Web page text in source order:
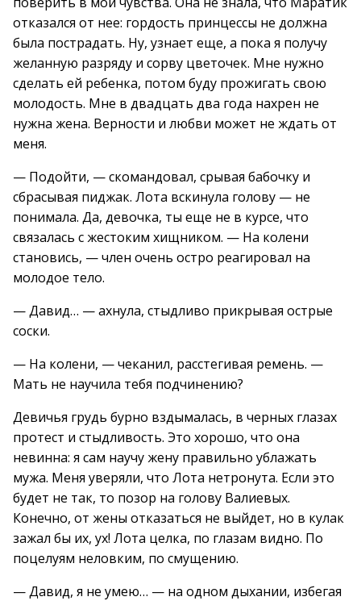
отказался от нее: гордость принцессы не должна
была пострадать. Ну, узнает еще, а пока я получу
желанную разряду и сорву цветочек. Мне нужно
сделать ей ребенка, потом буду прожигать свою
молодость. Мне в двадцать два года нахрен не
нужна жена. Верности и любви может не ждать от
меня.
— Подойти, — скомандовал, срывая бабочку и
сбрасывая пиджак. Лота вскинула голову — не
понимала. Да, девочка, ты еще не в курсе, что
связалась с жестоким хищником. — На колени
становись, — член очень остро реагировал на
молодое тело.
— Давид… — ахнула, стыдливо прикрывая острые
соски.
— На колени, — чеканил, расстегивая ремень. —
Мать не научила тебя подчинению?
Девичья грудь бурно вздымалась, в черных глазах
протест и стыдливость. Это хорошо, что она
невинна: я сам научу жену правильно ублажать
мужа. Меня уверяли, что Лота нетронута. Если это
будет не так, то позор на голову Валиевых.
Конечно, от жены отказаться не выйдет, но в кулак
зажал бы их, ух! Лота целка, по глазам видно. По
поцелуям неловким, по смущению.
— Давид, я не умею… — на одном дыхании, избегая